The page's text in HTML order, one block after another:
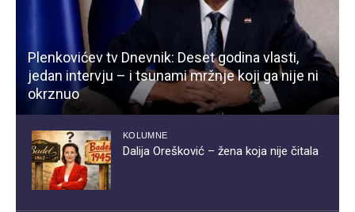
Plenkovićev tv Dnevnik: Deset godina vlasti,
jedan intervju – i tsunami mržnje koji ga nije ni
okrznuo
KOLUMNE
Dalija Orešković – žena koja nije čitala